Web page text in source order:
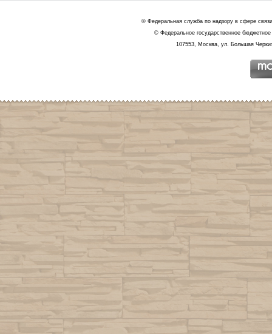
© Федеральная служба по надзору в сфере
© Федеральное государственное
107553, Москва, ул. Большая